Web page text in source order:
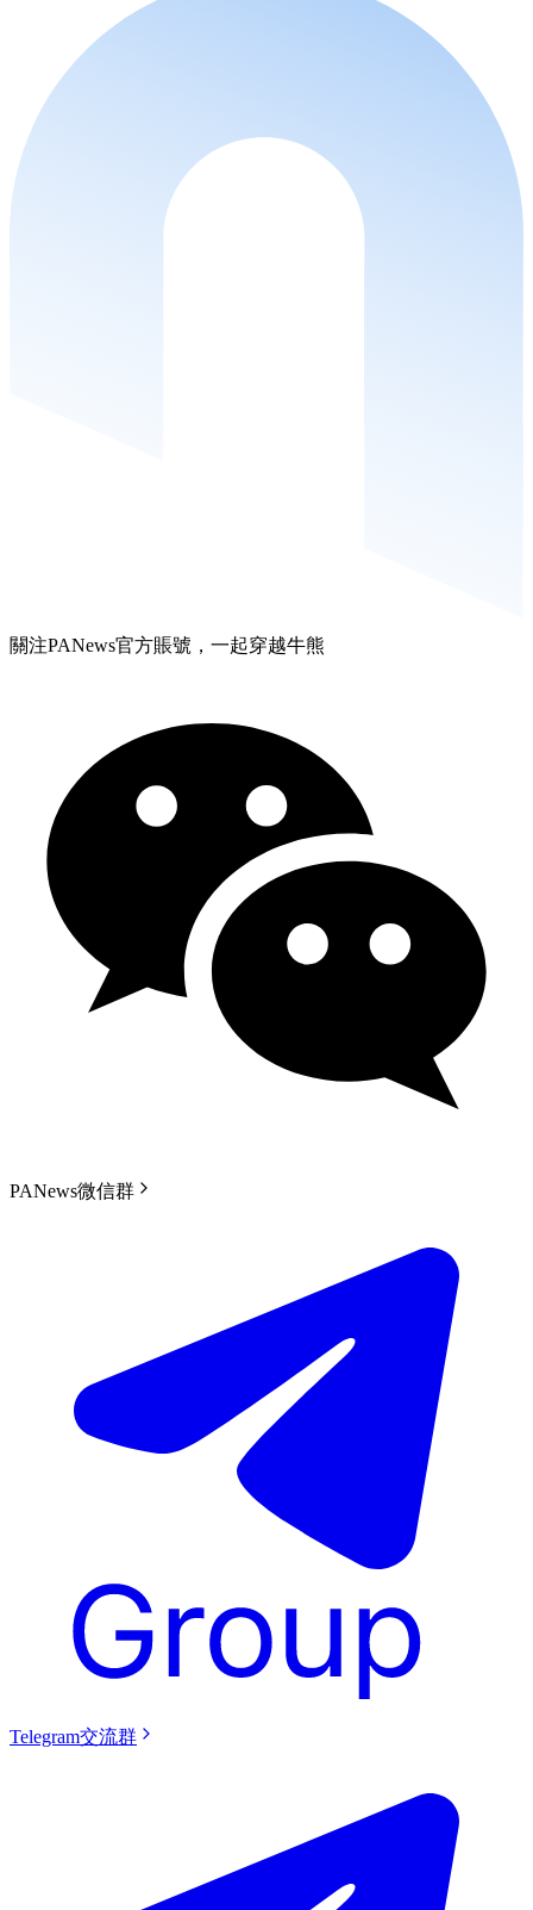
關注PANews官方賬號，一起穿越牛熊
PANews微信群
Telegram交流群